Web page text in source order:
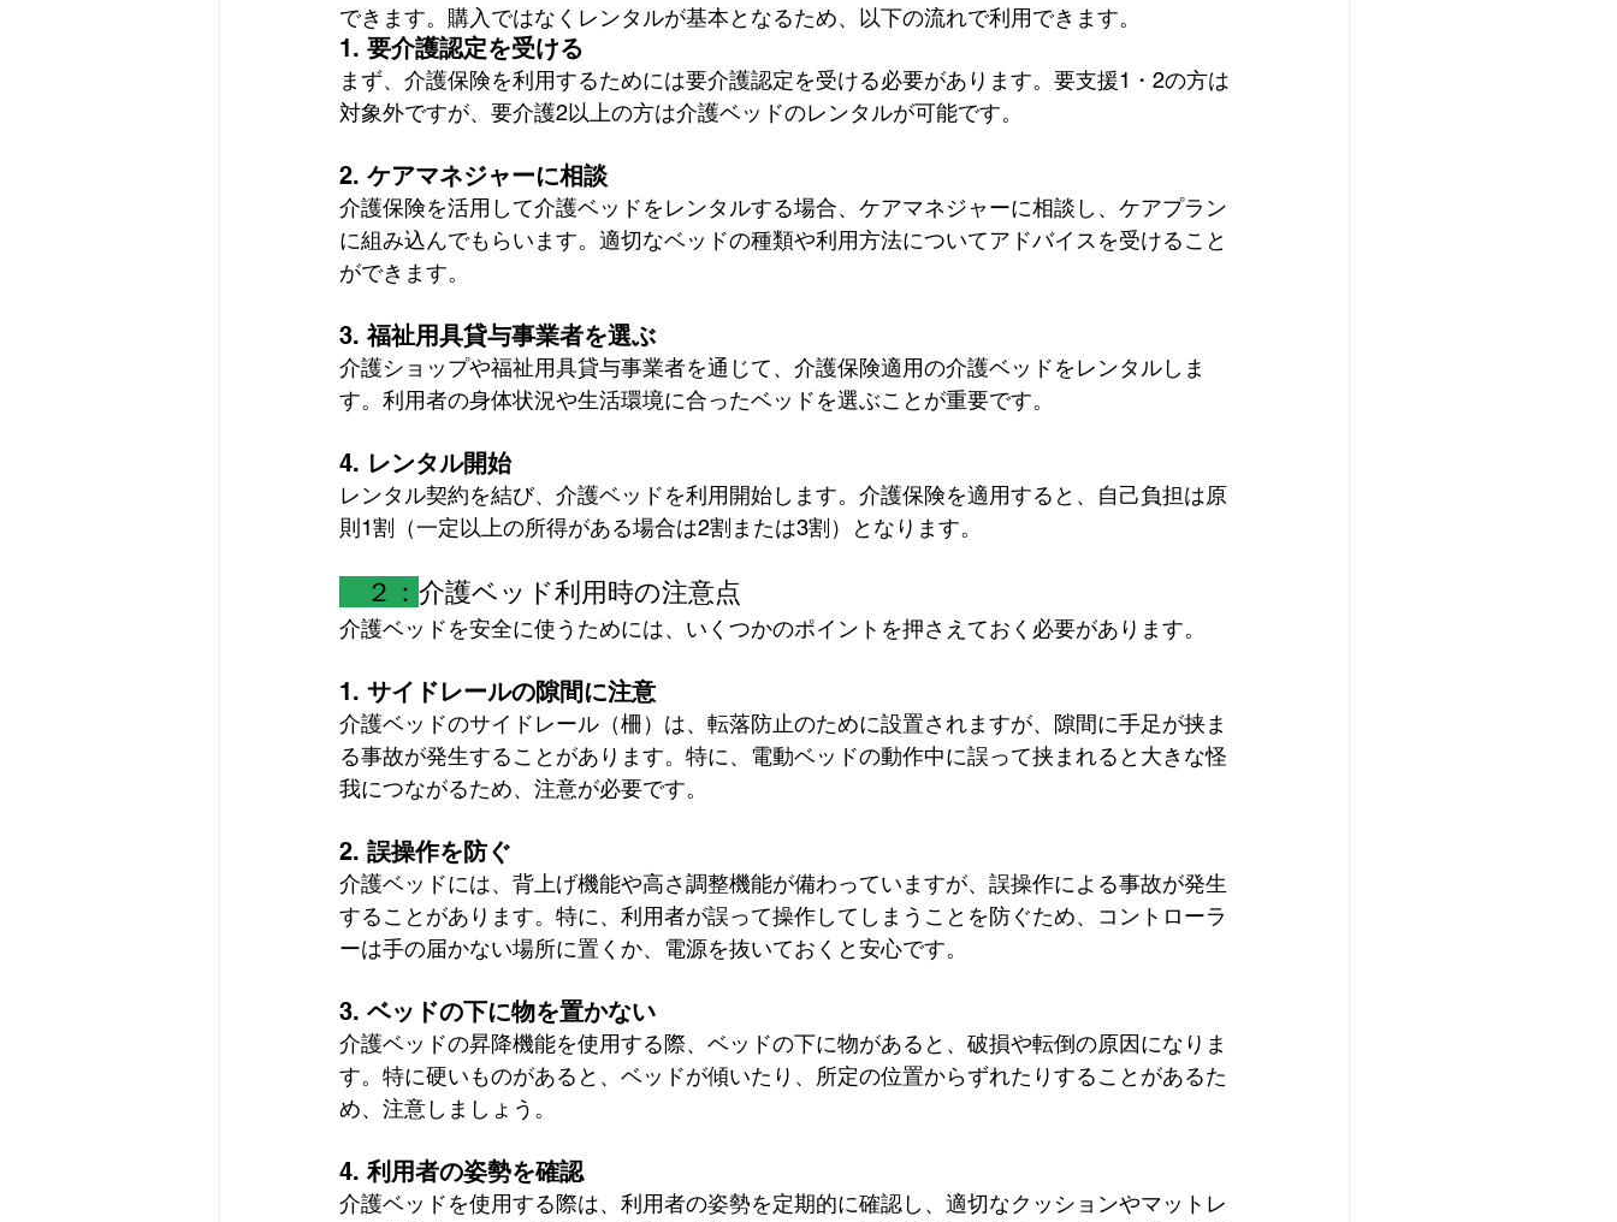
できます。購入ではなくレンタルが基本となるため、以下の流れで利用できます。
1. 要介護認定を受ける
まず、介護保険を利用するためには要介護認定を受ける必要があります。要支援1・2の方は
対象外ですが、要介護2以上の方は介護ベッドのレンタルが可能です。
2. ケアマネジャーに相談
介護保険を活用して介護ベッドをレンタルする場合、ケアマネジャーに相談し、ケアプラン
に組み込んでもらいます。適切なベッドの種類や利用方法についてアドバイスを受けること
ができます。
3. 福祉用具貸与事業者を選ぶ
介護ショップや福祉用具貸与事業者を通じて、介護保険適用の介護ベッドをレンタルしま
す。利用者の身体状況や生活環境に合ったベッドを選ぶことが重要です。
4. レンタル開始
レンタル契約を結び、介護ベッドを利用開始します。介護保険を適用すると、自己負担は原
則1割（一定以上の所得がある場合は2割または3割）となります。
２： 介護ベッド利用時の注意点
介護ベッドを安全に使うためには、いくつかのポイントを押さえておく必要があります。
1. サイドレールの隙間に注意
介護ベッドのサイドレール（柵）は、転落防止のために設置されますが、隙間に手足が挟ま
る事故が発生することがあります。特に、電動ベッドの動作中に誤って挟まれると大きな怪
我につながるため、注意が必要です。
2. 誤操作を防ぐ
介護ベッドには、背上げ機能や高さ調整機能が備わっていますが、誤操作による事故が発生
することがあります。特に、利用者が誤って操作してしまうことを防ぐため、コントローラ
ーは手の届かない場所に置くか、電源を抜いておくと安心です。
3. ベッドの下に物を置かない
介護ベッドの昇降機能を使用する際、ベッドの下に物があると、破損や転倒の原因になりま
す。特に硬いものがあると、ベッドが傾いたり、所定の位置からずれたりすることがあるた
め、注意しましょう。
4. 利用者の姿勢を確認
介護ベッドを使用する際は、利用者の姿勢を定期的に確認し、適切なクッションやマットレ